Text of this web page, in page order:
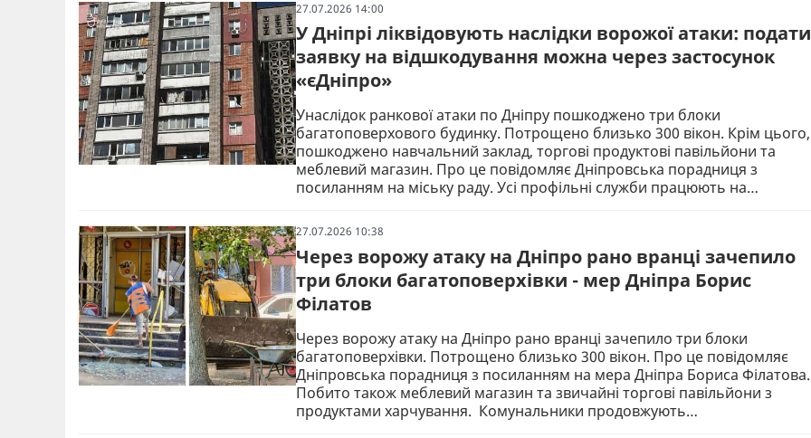
27.07.2026 14:00
У Дніпрі ліквідовують наслідки ворожої атаки: подати
заявку на відшкодування можна через застосунок
«єДніпро»
Унаслідок ранкової атаки по Дніпру пошкоджено три блоки
багатоповерхового будинку. Потрощено близько 300 вікон. Крім цього,
пошкоджено навчальний заклад, торгові продуктові павільйони та
меблевий магазин. Про це повідомляє Дніпровська порадниця з
посиланням на міську раду. Усі профільні служби працюють на…
27.07.2026 10:38
Через ворожу атаку на Дніпро рано вранці зачепило
три блоки багатоповерхівки - мер Дніпра Борис
Філатов
Через ворожу атаку на Дніпро рано вранці зачепило три блоки
багатоповерхівки. Потрощено близько 300 вікон. Про це повідомляє
Дніпровська порадниця з посиланням на мера Дніпра Бориса Філатова.
Побито також меблевий магазин та звичайні торгові павільйони з
продуктами харчування. Комунальники продовжують…